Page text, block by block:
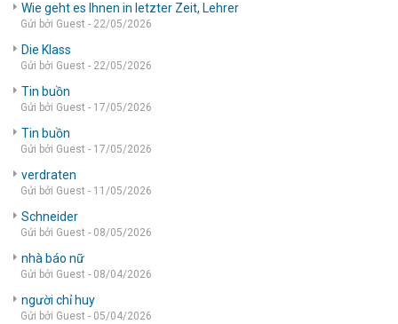
Wie geht es Ihnen in letzter Zeit, Lehrer
Gửi bởi Guest - 22/05/2026
Die Klass
Gửi bởi Guest - 22/05/2026
Tin buồn
Gửi bởi Guest - 17/05/2026
Tin buồn
Gửi bởi Guest - 17/05/2026
verdraten
Gửi bởi Guest - 11/05/2026
Schneider
Gửi bởi Guest - 08/05/2026
nhà báo nữ
Gửi bởi Guest - 08/04/2026
người chỉ huy
Gửi bởi Guest - 05/04/2026